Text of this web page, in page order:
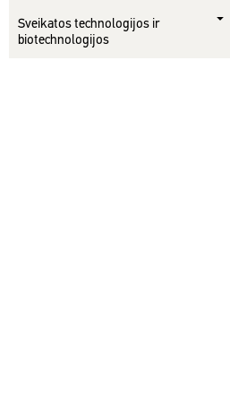
Sveikatos technologijos ir
biotechnologijos